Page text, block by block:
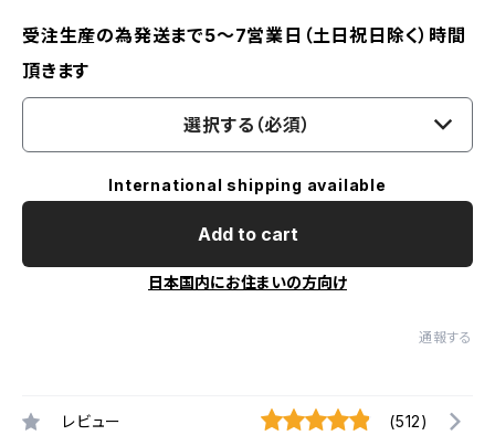
受注生産の為発送まで5～7営業日（土日祝日除く）時間
頂きます
選択する（必須）
International shipping available
Add to cart
日本国内にお住まいの方向け
通報する
レビュー (512)